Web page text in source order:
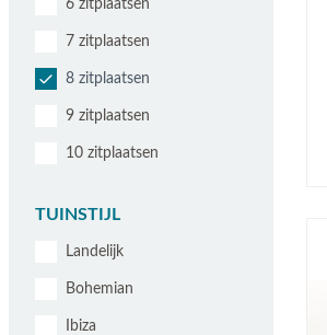
6 zitplaatsen
7 zitplaatsen
8 zitplaatsen
9 zitplaatsen
10 zitplaatsen
TUINSTIJL
Landelijk
Bohemian
Ibiza